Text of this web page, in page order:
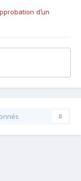
d’un
0